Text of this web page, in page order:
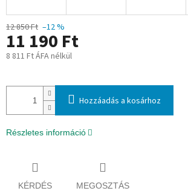
12 850 Ft –12 %
11 190 Ft
8 811 Ft ÁFA nélkül
Hozzáadás a kosárhoz
Részletes információ
KÉRDÉS MEGOSZTÁS